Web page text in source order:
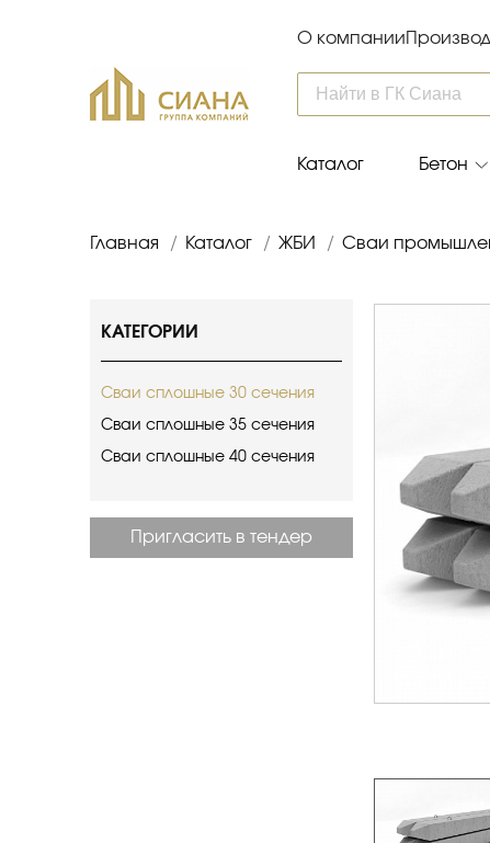
О компании
Каталог Бетон
Главная / Каталог / ЖБИ / Сваи
КАТЕГОРИИ
Сваи сплошные 30 сечения
Сваи сплошные 35 сечения
Сваи сплошные 40 сечения
Пригласить в тендер